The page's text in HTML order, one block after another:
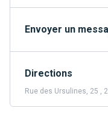
Envoyer un
Directions
Rue des Ursulines, 25 ,